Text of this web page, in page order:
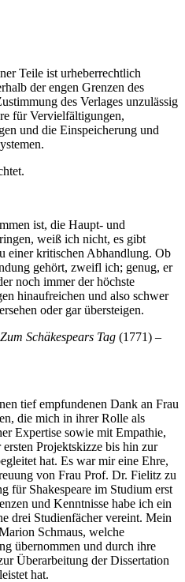
Teile ist urheberrechtlich
der engen Grenzen des
des Verlages unzulässig
für Vervielfältigungen,
und die Einspeicherung und
ist, die Haupt- und
weiß ich nicht, es gibt
einer kritischen Abhandlung. Ob
gehört, zweifl ich; genug, er
noch immer der höchste
hinaufreichen und also schwer
oder gar übersteigen.
Zum Schäkespears Tag (1771) –
tief empfundenen Dank an Frau
die mich in ihrer Rolle als
Expertise sowie mit Empathie,
Projektskizze bis hin zur
hat. Es war mir eine Ehre,
von Frau Prof. Dr. Fielitz zu
für Shakespeare im Studium erst
und Kenntnisse habe ich ein
drei Studienfächer vereint. Mein
Schmaus, welche
übernommen und durch ihre
Überarbeitung der Dissertation
hat.